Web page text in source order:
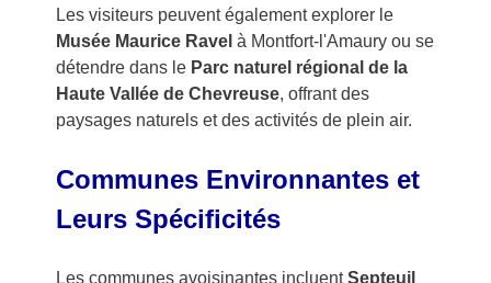
Les visiteurs peuvent également explorer le
Musée Maurice Ravel à Montfort-l'Amaury ou se
détendre dans le Parc naturel régional de la
Haute Vallée de Chevreuse, offrant des
paysages naturels et des activités de plein air.
Communes Environnantes et
Leurs Spécificités
Les communes avoisinantes incluentSepteuil